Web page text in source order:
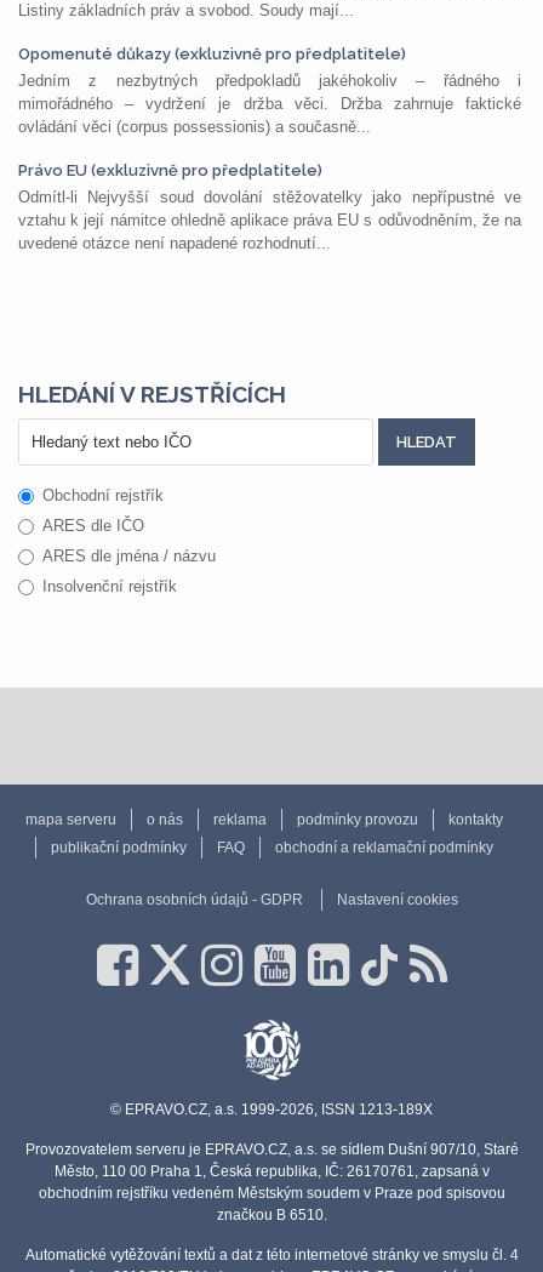
Listiny základních práv a svobod. Soudy mají...
Opomenuté důkazy (exkluzivně pro předplatitele)
Jedním z nezbytných předpokladů jakéhokoliv – řádného i
mimořádného – vydržení je držba věci. Držba zahrnuje faktické
ovládání věci (corpus possessionis) a současně...
Právo EU (exkluzivně pro předplatitele)
Odmítl-li Nejvyšší soud dovolání stěžovatelky jako nepřípustné ve
vztahu k její námitce ohledně aplikace práva EU s odůvodněním, že na
uvedené otázce není napadené rozhodnutí...
HLEDÁNÍ V REJSTŘÍCÍCH
Obchodní rejstřík
ARES dle IČO
ARES dle jména / názvu
Insolvenční rejstřík
mapa serveru o nás reklama podmínky provozu
kontakty
publikační podmínky
FAQ obchodní a reklamační podmínky
Ochrana osobních údajů - GDPR Nastavení cookies
© EPRAVO.CZ, a.s. 1999-2026, ISSN 1213-189X
Provozovatelem serveru je EPRAVO.CZ, a.s. se sídlem Dušní 907/10, Staré
Město, 110 00 Praha 1, Česká republika, IČ: 26170761, zapsaná v
obchodním rejstříku vedeném Městským soudem v Praze pod spisovou
značkou B 6510.
Automatické vytěžování textů a dat z této internetové stránky ve smyslu čl. 4